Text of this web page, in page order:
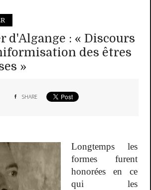
d'Algange : « Discours
des êtres
»
SHARE
Longtemps les
formes furent
honorées en ce
qui les